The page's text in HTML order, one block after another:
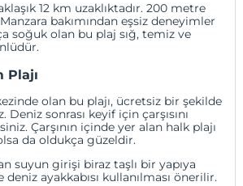
12 km uzaklıktadır. 200 metre
bakımından eşsiz deneyimler
soğuk olan bu plaj sığ, temiz ve
Plajı
olan bu plajı, ücretsiz bir şekilde
sonrası keyif için çarşısını
Çarşının içinde yer alan halk plajı
da oldukça güzeldir.
suyun girişi biraz taşlı bir yapıya
ayakkabısı kullanılması önerilir.